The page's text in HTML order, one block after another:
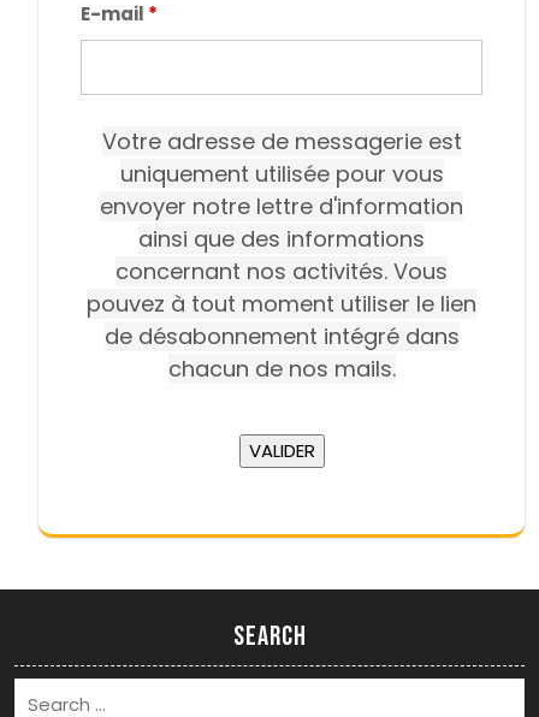
E-mail *
Votre adresse de messagerie est
uniquement utilisée pour vous
envoyer notre lettre d'information
ainsi que des informations
concernant nos activités. Vous
pouvez à tout moment utiliser le lien
de désabonnement intégré dans
chacun de nos mails.
Search